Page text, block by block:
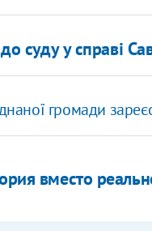
суду у справі
громади
вместо